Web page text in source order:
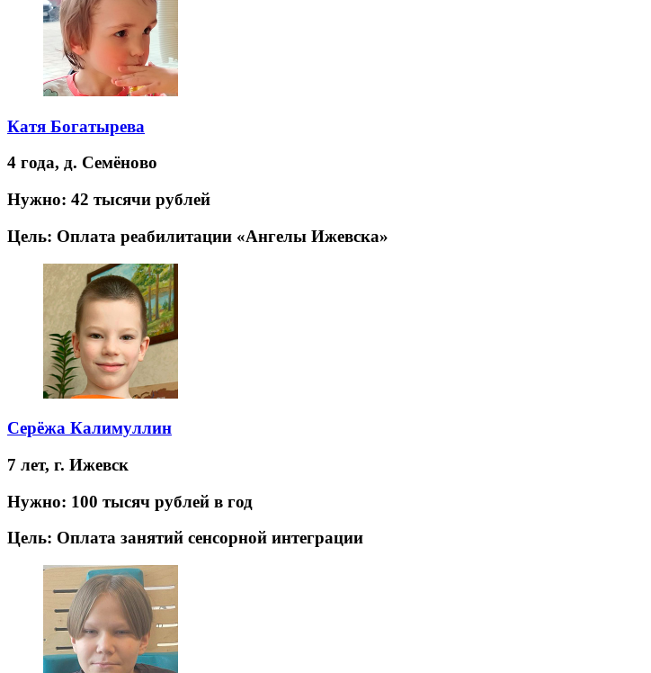
Катя Богатырева
4 года, д. Семёново
Нужно: 42 тысячи рублей
Цель: Оплата реабилитации «Ангелы Ижевска»
Серёжа Калимуллин
7 лет, г. Ижевск
Нужно: 100 тысяч рублей в год
Цель: Оплата занятий сенсорной интеграции